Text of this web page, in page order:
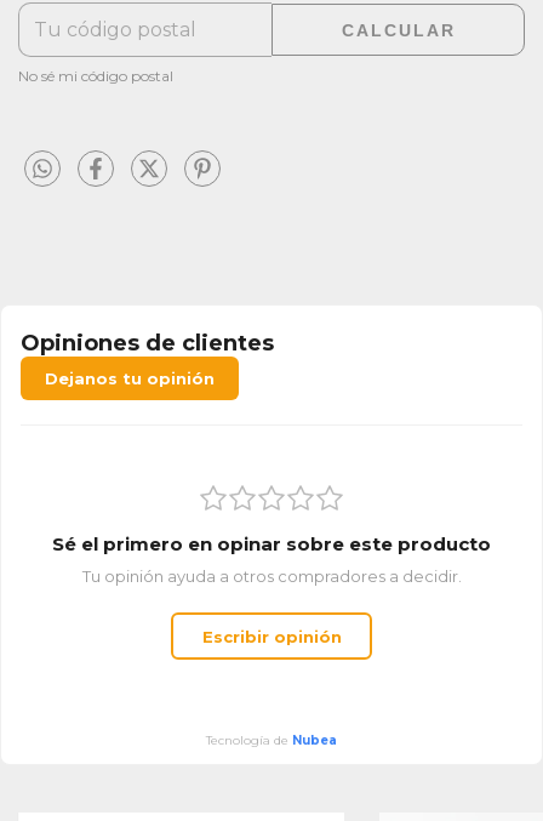
CALCULAR
No sé mi código postal
Opiniones de clientes
Dejanos tu opinión
Sé el primero en opinar sobre este producto
Tu opinión ayuda a otros compradores a decidir.
Escribir opinión
Tecnología de Nubea